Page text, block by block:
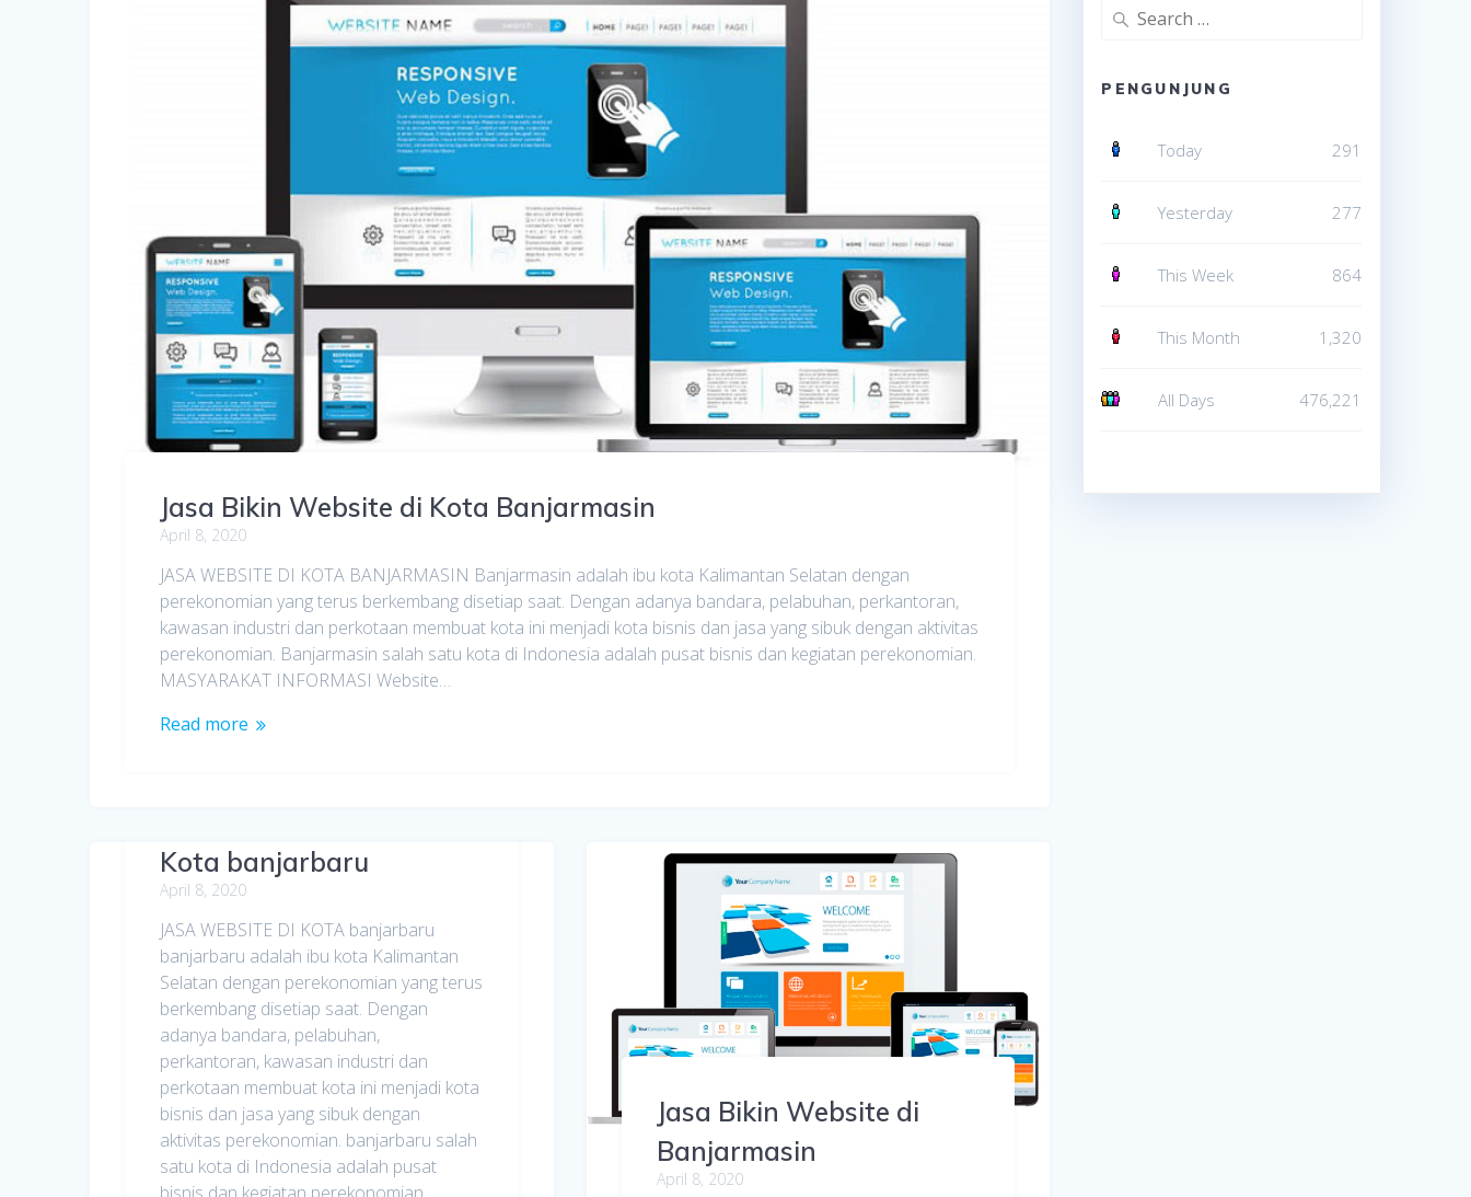
Jasa Bikin Website di Kota Banjarmasin
April 8, 2020
JASA WEBSITE DI KOTA BANJARMASIN Banjarmasin adalah ibu kota Kalimantan Selatan dengan
perekonomian yang terus berkembang disetiap saat. Dengan adanya bandara, pelabuhan, perkantoran,
kawasan industri dan perkotaan membuat kota ini menjadi kota bisnis dan jasa yang sibuk dengan aktivitas
perekonomian. Banjarmasin salah satu kota di Indonesia adalah pusat bisnis dan kegiatan perekonomian.
MASYARAKAT INFORMASI Website…
Read more
Kota banjarbaru
April 8, 2020
JASA WEBSITE DI KOTA banjarbaru
banjarbaru adalah ibu kota Kalimantan
Selatan dengan perekonomian yang terus
berkembang disetiap saat. Dengan
adanya bandara, pelabuhan,
perkantoran, kawasan industri dan
perkotaan membuat kota ini menjadi kota
bisnis dan jasa yang sibuk dengan
aktivitas perekonomian. banjarbaru salah
satu kota di Indonesia adalah pusat
Jasa Bikin Website di
Banjarmasin
April 8, 2020
Search
PENGUNJUNG
Today 291
Yesterday 277
This Week 864
This Month 1,320
All Days 476,221